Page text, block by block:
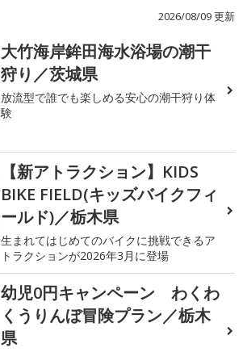
2026/08/09 更新
大竹海岸鉾田海水浴場の潮干
狩り／茨城県
放流型で誰でも楽しめる安心の潮干狩り体
験
【新アトラクション】KIDS
BIKE FIELD(キッズバイクフィ
ールド)／栃木県
生まれてはじめてのバイクに挑戦できるア
トラクションが2026年3月に登場
幼児0円キャンペーン わくわ
くうりんぼ冒険プラン／栃木
県